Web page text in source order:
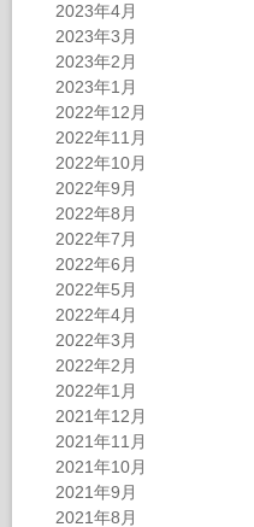
2023年4月
2023年3月
2023年2月
2023年1月
2022年12月
2022年11月
2022年10月
2022年9月
2022年8月
2022年7月
2022年6月
2022年5月
2022年4月
2022年3月
2022年2月
2022年1月
2021年12月
2021年11月
2021年10月
2021年9月
2021年8月